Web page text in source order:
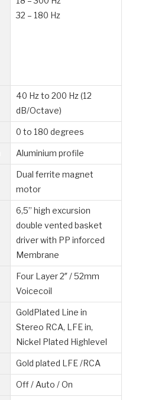
32 – 180 Hz
40 Hz to 200 Hz (12
dB/Octave)
0 to 180 degrees
Aluminium profile
Dual ferrite magnet
motor
6,5” high excursion
double vented basket
driver with PP inforced
Membrane
Four Layer 2″ / 52mm
Voicecoil
GoldPlated Line in
Stereo RCA, LFE in,
Nickel Plated Highlevel
Gold plated LFE /RCA
Off / Auto / On